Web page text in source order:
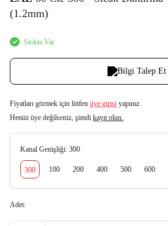
(1.2mm)
Stokta Var
Bilgi Talep Et
Fiyatları görmek için lütfen üye girişi yapınız.
Henüz üye değilseniz, şimdi kayıt olun.
Kanal Genişliği: 300
300 100 200 400 500 600
Adet: